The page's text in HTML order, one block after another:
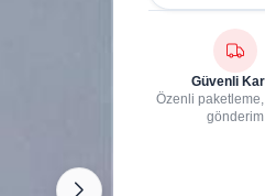
Güvenli
Özenli paketleme,
gönderim